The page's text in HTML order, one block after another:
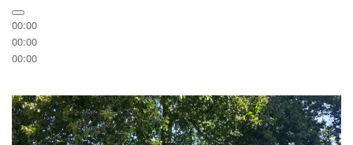
00:00
00:00
00:00